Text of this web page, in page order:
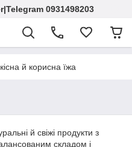
0931498203
й корисна їжа
й свіжі продукти з
складом і